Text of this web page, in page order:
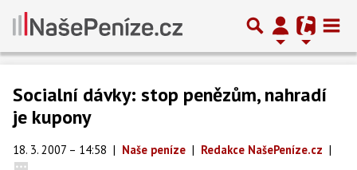
Socialní dávky: stop penězům, nahradí
je kupony
18. 3. 2007 – 14:58 | Naše peníze | Redakce NašePeníze.cz |